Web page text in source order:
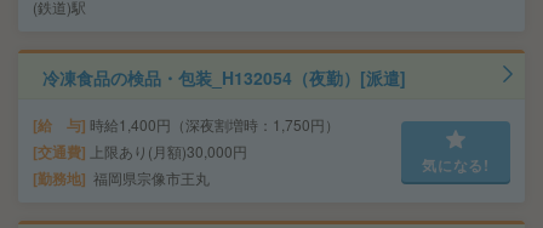
(鉄道)駅
冷凍食品の検品・包装_H132054（夜勤）[派遣]
給 与 時給1,400円（深夜割増時：1,750円）
交通費 上限あり(月額)30,000円
勤務地 福岡県宗像市王丸
気になる!